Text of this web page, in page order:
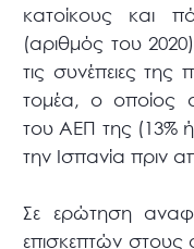
κατοίκους και
(αριθμός του
τις συνέπειες της
τομέα, ο οποίος
του ΑΕΠ της (13%
την Ισπανία πριν
Σε ερώτηση
επισκεπτών στους